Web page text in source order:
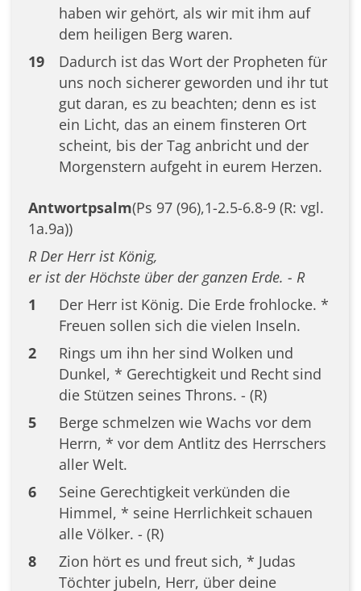
haben wir gehört, als wir mit ihm auf
dem heiligen Berg waren.
19
Dadurch ist das Wort der Propheten für
uns noch sicherer geworden und ihr tut
gut daran, es zu beachten; denn es ist
ein Licht, das an einem finsteren Ort
scheint, bis der Tag anbricht und der
Morgenstern aufgeht in eurem Herzen.
Antwortpsalm(Ps 97 (96),1-2.5-6.8-9 (R: vgl.
1a.9a))
R Der Herr ist König,
er ist der Höchste über der ganzen Erde. - R
1
Der Herr ist König. Die Erde frohlocke. *
Freuen sollen sich die vielen Inseln.
2
Rings um ihn her sind Wolken und
Dunkel, * Gerechtigkeit und Recht sind
die Stützen seines Throns. - (R)
5
Berge schmelzen wie Wachs vor dem
Herrn, * vor dem Antlitz des Herrschers
aller Welt.
6
Seine Gerechtigkeit verkünden die
Himmel, * seine Herrlichkeit schauen
alle Völker. - (R)
8
Zion hört es und freut sich, * Judas
Töchter jubeln, Herr, über deine